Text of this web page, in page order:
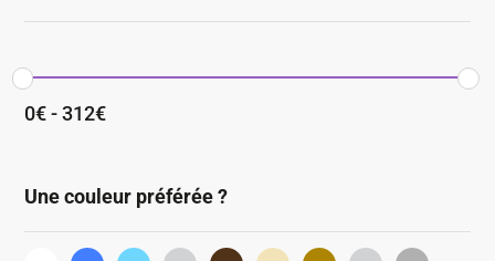
0€-312€
Une couleur préférée ?